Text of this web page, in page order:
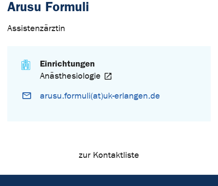
Arusu Formuli
Assistenzärztin
Einrichtungen
Anästhesiologie
arusu.formuli(at)uk-erlangen.de
zur Kontaktliste